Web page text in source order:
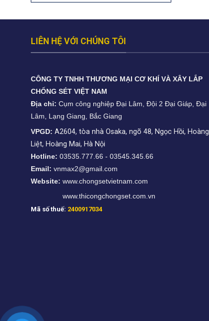
LIÊN HỆ VỚI CHÚNG TÔI
CÔNG TY TNHH THƯƠNG MẠI CƠ KHÍ VÀ XÂY LẮP
CHỐNG SÉT VIỆT NAM
Địa chỉ: Cụm công nghiệp Đại Lâm, Đội 2 Đại Giáp, Đại
Lâm, Lạng Giang, Bắc Giang
VPGD: A2604, tòa nhà Osaka, ngõ 48, Ngọc Hồi, Hoàng
Liệt, Hoàng Mai, Hà Nội
Hotline:03535.777.66 - 03545.345.66
Email: vnmax2@gmail.com
Website:www.chongsetvietnam.com
www.thicongchongset.com.vn
Mã số thuế: 2400917034